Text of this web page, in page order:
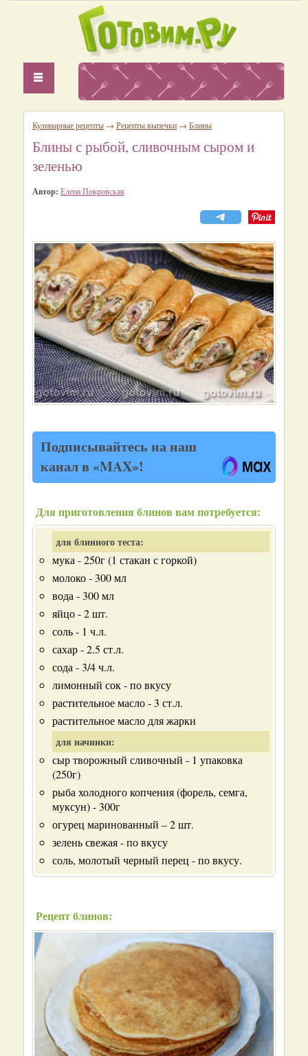
Кулинарные рецепты → Рецепты выпечки → Блины
Блины с рыбой, сливочным сыром и
зеленью
Автор: Елена Покровская
Подписывайтесь на наш
канал в «MAX»!
Для приготовления блинов вам потребуется:
для блинного теста:
мука - 250г (1 стакан с горкой)
молоко - 300 мл
вода - 300 мл
яйцо - 2 шт.
соль - 1 ч.л.
сахар - 2.5 ст.л.
сода - 3/4 ч.л.
лимонный сок - по вкусу
растительное масло - 3 ст.л.
растительное масло для жарки
для начинки:
сыр творожный сливочный - 1 упаковка
(250г)
рыба холодного копчения (форель, семга,
муксун) - 300г
огурец маринованный – 2 шт.
зелень свежая - по вкусу
соль, молотый черный перец - по вкусу.
Рецепт блинов: